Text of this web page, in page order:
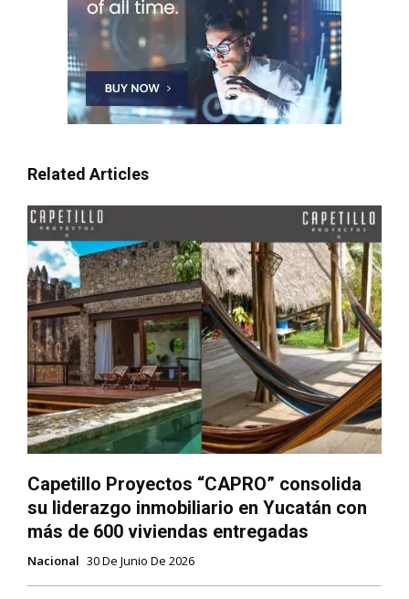
Related Articles
Capetillo Proyectos “CAPRO” consolida
su liderazgo inmobiliario en Yucatán con
más de 600 viviendas entregadas
Nacional 30 De Junio De 2026